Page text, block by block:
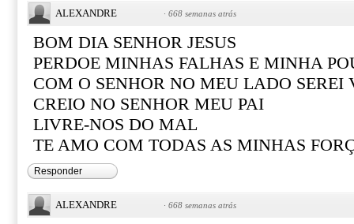
ALEXANDRE · 668 semanas atrás
BOM DIA SENHOR JESUS
PERDOE MINHAS FALHAS E MINHA
COM O SENHOR NO MEU LADO SEREI
CREIO NO SENHOR MEU PAI
LIVRE-NOS DO MAL
TE AMO COM TODAS AS MINHAS
Responder
ALEXANDRE · 668 semanas atrás